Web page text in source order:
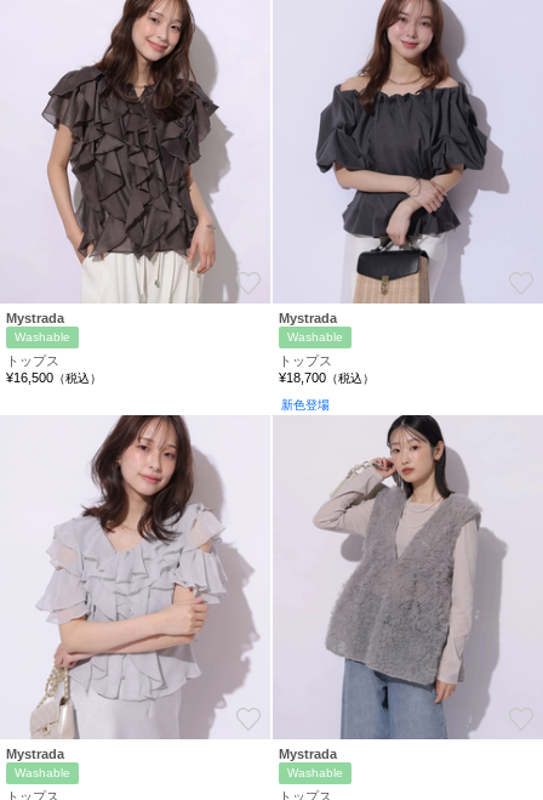
Mystrada
Washable
トップス
¥16,500 （税込）
Mystrada
Washable
トップス
¥18,700 （税込）
Mystrada
Washable
トップス
新色登場
Mystrada
Washable
トップス